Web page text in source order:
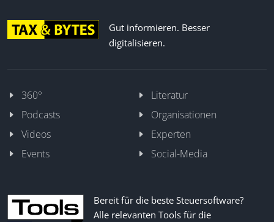
Gut informieren. Besser
digitalisieren.
360°
Literatur
Podcasts
Organisationen
Videos
Experten
Events
Social-Media
Bereit für die beste Steuersoftware?
Alle relevanten Tools für die